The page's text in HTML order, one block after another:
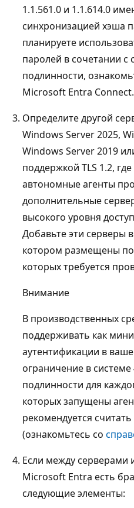
1.1.561.0 и 1.1.614.0
синхронизацией хэша
планируете
паролей в сочетании с
подлинности,
Microsoft Entra Connect.
Определите другой
Windows Server 2025,
Windows Server 2019
поддержкой TLS 1.2,
автономные агенты
дополнительные
высокого уровня
Добавьте эти серверы
котором размещены
которых требуется
Внимание
В производственных
поддерживать как
аутентификации в
ограничение в
подлинности для
которых запущены
рекомендуется
(ознакомьтесь со
Если между серверами
Microsoft Entra есть
следующие элементы: